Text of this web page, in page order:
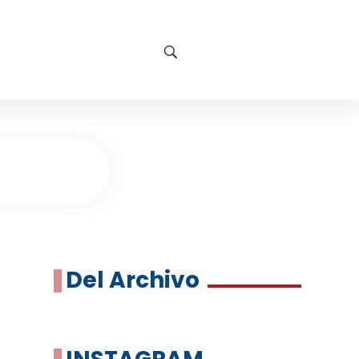
Del Archivo